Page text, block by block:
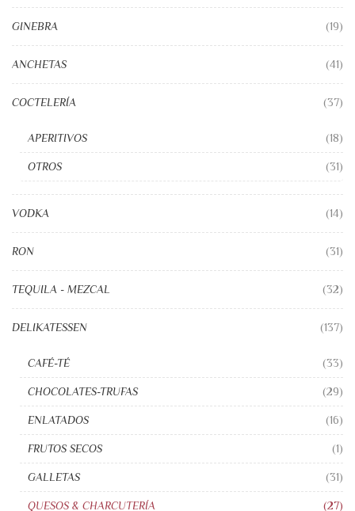
GINEBRA (19)
ANCHETAS (41)
COCTELERÍA (37)
APERITIVOS (18)
OTROS (31)
VODKA (14)
RON (31)
TEQUILA - MEZCAL (32)
DELIKATESSEN (137)
CAFÉ-TÉ (33)
CHOCOLATES-TRUFAS (29)
ENLATADOS (16)
FRUTOS SECOS (1)
GALLETAS (31)
QUESOS & CHARCUTERÍA (27)